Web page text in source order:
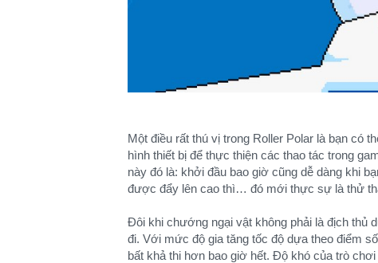
Một điều rất thú vị trong Roller Polar là bạn có
hình thiết bị để thực thiện các thao tác trong
này đó là: khởi đầu bao giờ cũng dễ dàng khi
được đẩy lên cao thì… đó mới thực sự là thử
Đôi khi chướng ngại vật không phải là địch thủ
đi. Với mức độ gia tăng tốc độ dựa theo điểm
bất khả thi hơn bao giờ hết. Độ khó của trò